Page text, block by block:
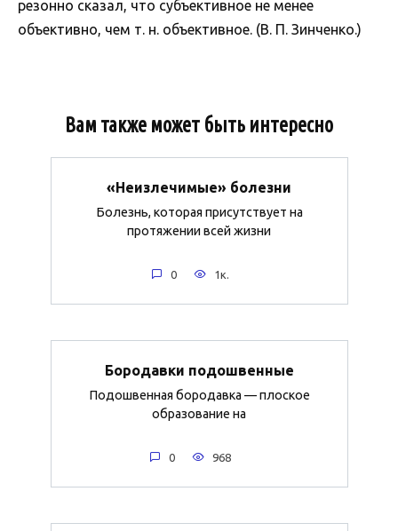
резонно сказал, что субъективное не менее
объективно, чем т. н. объективное. (В. П. Зинченко.)
Вам также может быть интересно
«Неизлечимые» болезни
Болезнь, которая присутствует на
протяжении всей жизни
0 1к.
Бородавки подошвенные
Подошвенная бородавка — плоское
образование на
0 968